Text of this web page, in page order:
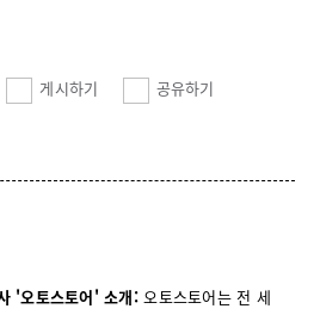
게시하기 공유하기
'오토스토어' 소개:오토스토어는 전 세